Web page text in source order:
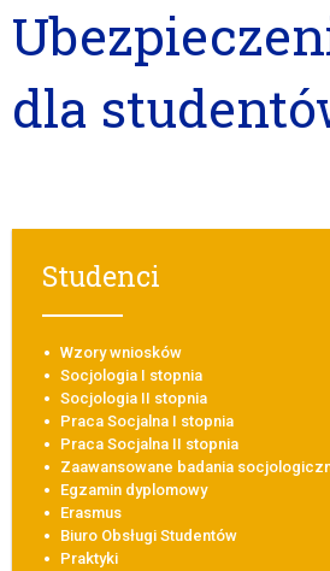
dla
Studenci
Wzory wniosków
Socjologia I stopnia
Socjologia II stopnia
Praca Socjalna I stopnia
Praca Socjalna II stopnia
Zaawansowane badania
Egzamin dyplomowy
Erasmus
Biuro Obsługi Studentów
Praktyki